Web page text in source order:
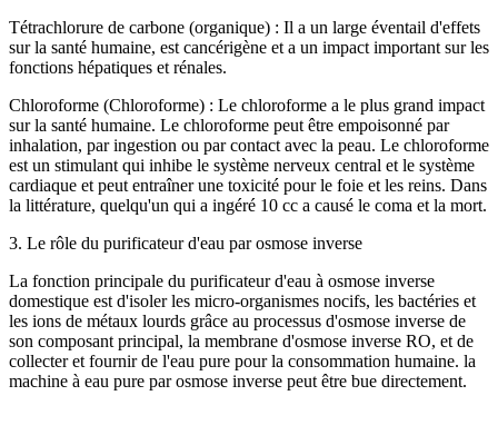
Tétrachlorure de carbone (organique) : Il a un large éventail d'effets
sur la santé humaine, est cancérigène et a un impact important sur les
fonctions hépatiques et rénales.
Chloroforme (Chloroforme) : Le chloroforme a le plus grand impact
sur la santé humaine. Le chloroforme peut être empoisonné par
inhalation, par ingestion ou par contact avec la peau. Le chloroforme
est un stimulant qui inhibe le système nerveux central et le système
cardiaque et peut entraîner une toxicité pour le foie et les reins. Dans
la littérature, quelqu'un qui a ingéré 10 cc a causé le coma et la mort.
3. Le rôle du purificateur d'eau par osmose inverse
La fonction principale du purificateur d'eau à osmose inverse
domestique est d'isoler les micro-organismes nocifs, les bactéries et
les ions de métaux lourds grâce au processus d'osmose inverse de
son composant principal, la membrane d'osmose inverse RO, et de
collecter et fournir de l'eau pure pour la consommation humaine. la
machine à eau pure par osmose inverse peut être bue directement.